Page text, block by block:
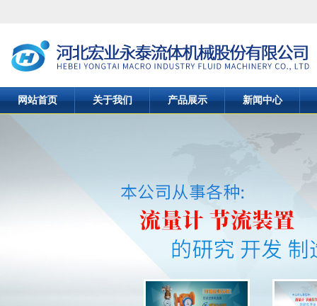
网站首页 关于我们 产品展示 新闻中心